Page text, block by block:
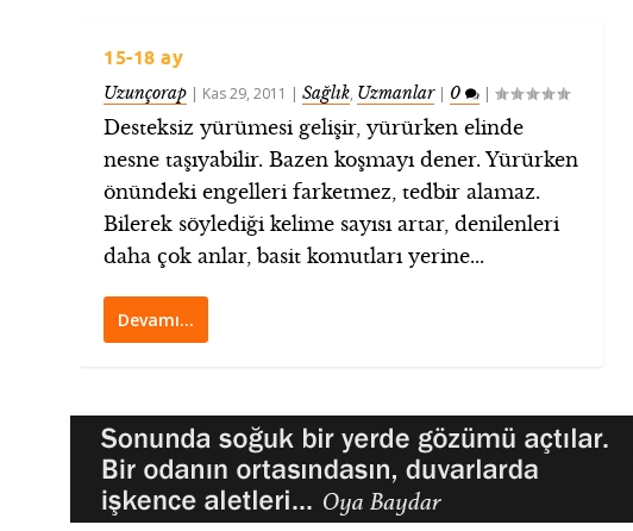
15-18 ay
Uzunçorap | Kas 29, 2011 |Sağlık, Uzmanlar| 0 |
Desteksiz yürümesi gelişir, yürürken elinde
nesne taşıyabilir. Bazen koşmayı dener. Yürürken
önündeki engelleri farketmez, tedbir alamaz.
Bilerek söylediği kelime sayısı artar, denilenleri
daha çok anlar, basit komutları yerine...
Devamı…